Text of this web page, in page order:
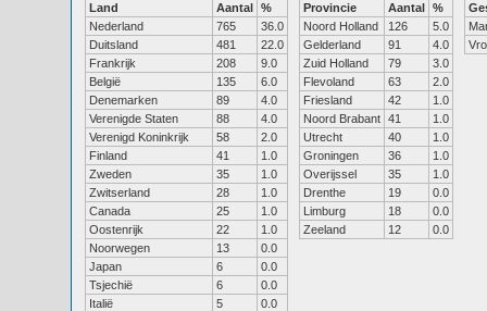
Land Aantal %
Nederland
765
36.0
Duitsland
481
22.0
Frankrijk
208
9.0
België
135
6.0
Denemarken
89
4.0
Verenigde Staten
88
4.0
Verenigd Koninkrijk
58
2.0
Finland
41
1.0
Zweden
35
1.0
Zwitserland
28
1.0
Canada
25
1.0
Oostenrijk
22
1.0
Noorwegen
13
0.0
Japan
6
0.0
Tsjechië
6
0.0
Italië
5
0.0
Provincie Aantal %
Noord Holland
126
5.0
Gelderland
91
4.0
Zuid Holland
79
3.0
Flevoland
63
2.0
Friesland
42
1.0
Noord Brabant 41
1.0
Utrecht
40
1.0
Groningen
36
1.0
Overijssel
35
1.0
Drenthe
19
0.0
Limburg
18
0.0
Zeeland
12 0.0